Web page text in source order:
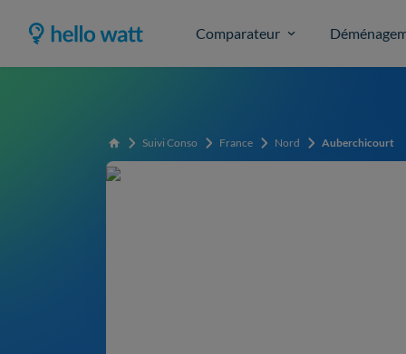
Comparateur
Accueil Suivi Conso France Nord Auberchicourt